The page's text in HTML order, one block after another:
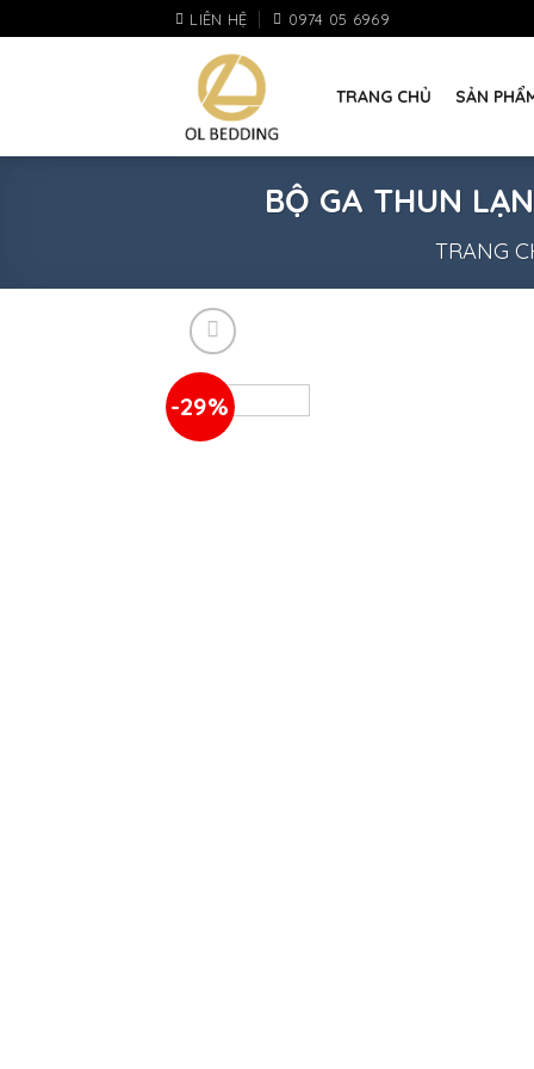
to
LIÊN HỆ 0974 05 6969
TRANG CHỦ SẢN
BỘ GA THUN
TRANG
-29%